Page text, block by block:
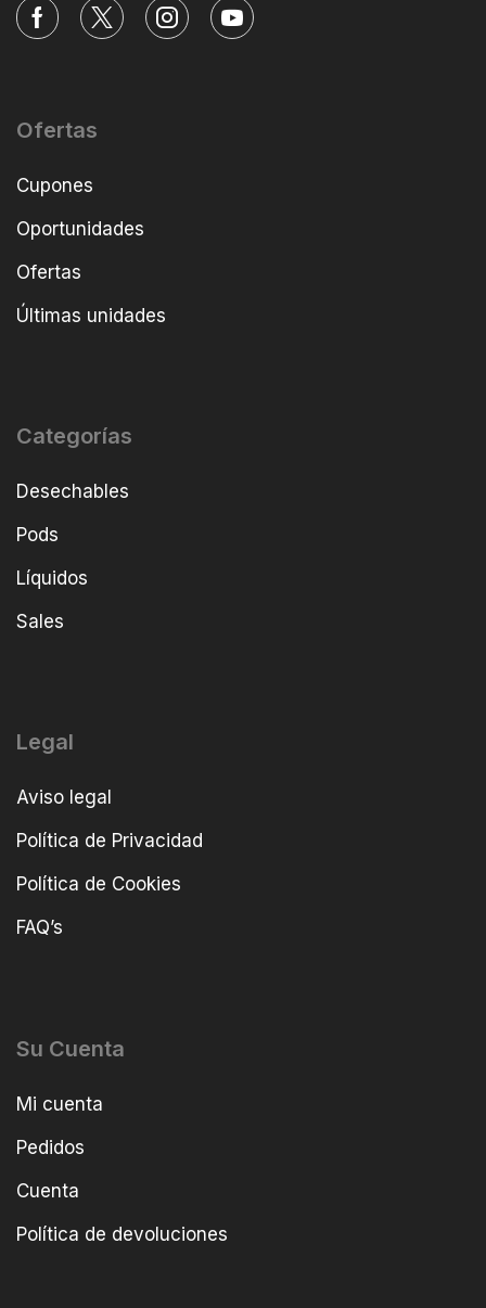
Ofertas
Cupones
Oportunidades
Ofertas
Últimas unidades
Categorías
Desechables
Pods
Líquidos
Sales
Legal
Aviso legal
Política de Privacidad
Política de Cookies
FAQ’s
Su Cuenta
Mi cuenta
Pedidos
Cuenta
Política de devoluciones